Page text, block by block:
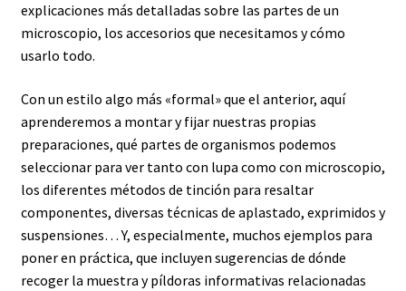
explicaciones más detalladas sobre las partes de un
microscopio, los accesorios que necesitamos y cómo
usarlo todo.
Con un estilo algo más «formal» que el anterior, aquí
aprenderemos a montar y fijar nuestras propias
preparaciones, qué partes de organismos podemos
seleccionar para ver tanto con lupa como con microscopio,
los diferentes métodos de tinción para resaltar
componentes, diversas técnicas de aplastado, exprimidos y
suspensiones… Y, especialmente, muchos ejemplos para
poner en práctica, que incluyen sugerencias de dónde
recoger la muestra y píldoras informativas relacionadas